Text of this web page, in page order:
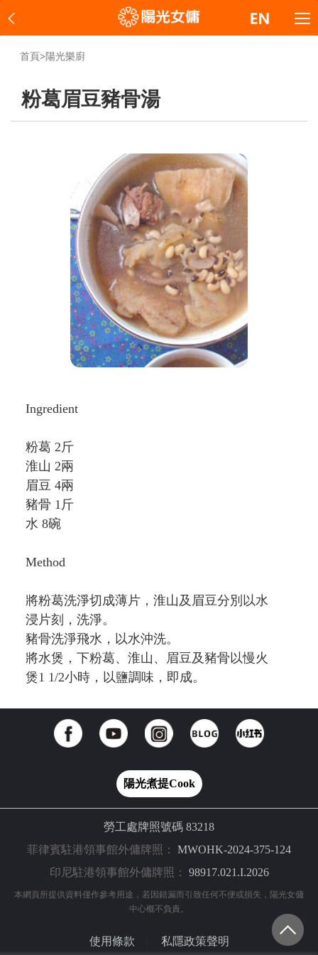
首頁> 陽光樂廚
粉葛眉豆豬骨湯
Ingredient
粉葛 2斤
淮山 2兩
眉豆 4兩
豬骨 1斤
水 8碗
Method
將粉葛洗淨切成薄片，淮山及眉豆分別以水
浸片刻，洗淨。
豬骨洗淨飛水，以水沖洗。
將水煲，下粉葛、淮山、眉豆及豬骨以慢火
煲1 1/2小時，以鹽調味，即成。
陽光煮提Cook
勞工處牌照號碼 83218
菲律賓駐港領事館外傭牌照： MWOHK-2024-375-124
印尼駐港領事館外傭牌照： 98917.021.I.2026
本網頁所提供資料僅作參考用途，若因錯漏而引致任何不便或損失，陽光女傭
中心概不負責。
使用條款 私隱政策聲明